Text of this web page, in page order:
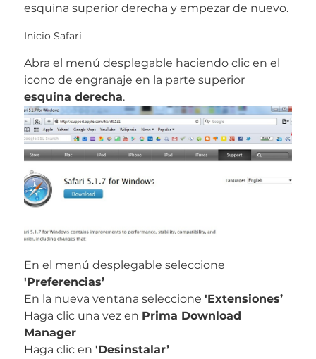
esquina superior derecha y empezar de nuevo.
Inicio Safari
Abra el menú desplegable haciendo clic en el
icono de engranaje en la parte superior
esquina derecha.
En el menú desplegable seleccione
'Preferencias’
En la nueva ventana seleccione 'Extensiones’
Haga clic una vez en Prima Download
Manager
Haga clic en 'Desinstalar’